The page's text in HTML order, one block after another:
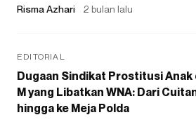
Risma Azhari 2 bulan lalu
EDITORIAL
Dugaan Sindikat Prostitusi Anak
M yang Libatkan WNA: Dari
hingga ke Meja Polda